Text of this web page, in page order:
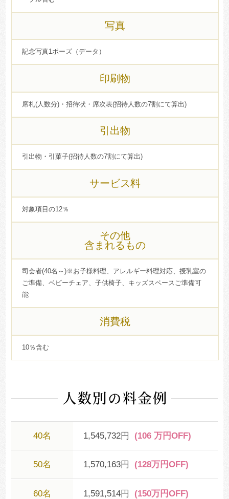
写真
記念写真1ポーズ（データ）
印刷物
席札(人数分)・招待状・席次表(招待人数の7割にて算出)
引出物
引出物・引菓子(招待人数の7割にて算出)
サービス料
対象項目の12％
その他
含まれるもの
司会者(40名～)※お子様料理、アレルギー料理対応、授乳室の
ご準備、ベビーチェア、子供椅子、キッズスペースご準備可
能
消費税
10％含む
40名 1,545,732円 (106 万円OFF)
50名 1,570,163円 (128万円OFF)
60名 1,591,514円 (150万円OFF)